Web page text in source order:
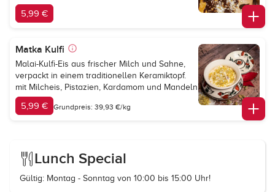
5,99 €
Matka Kulfi
Malai-Kulfi-Eis aus frischer Milch und Sahne,
verpackt in einem traditionellen Keramiktopf.
mit Milcheis, Pistazien, Kardamom und Mandeln
5,99 € Grundpreis: 39,93 €/kg
Lunch Special
Gültig: Montag - Sonntag von 10:00 bis 15:00 Uhr!